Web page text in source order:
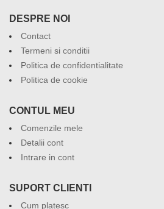
DESPRE NOI
Contact
Termeni si conditii
Politica de confidentialitate
Politica de cookie
CONTUL MEU
Comenzile mele
Detalii cont
Intrare in cont
SUPORT CLIENTI
Cum platesc